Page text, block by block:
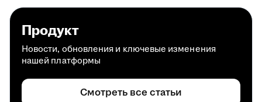
Продукт
Новости, обновления и ключевые изменения
нашей платформы
Смотреть все статьи